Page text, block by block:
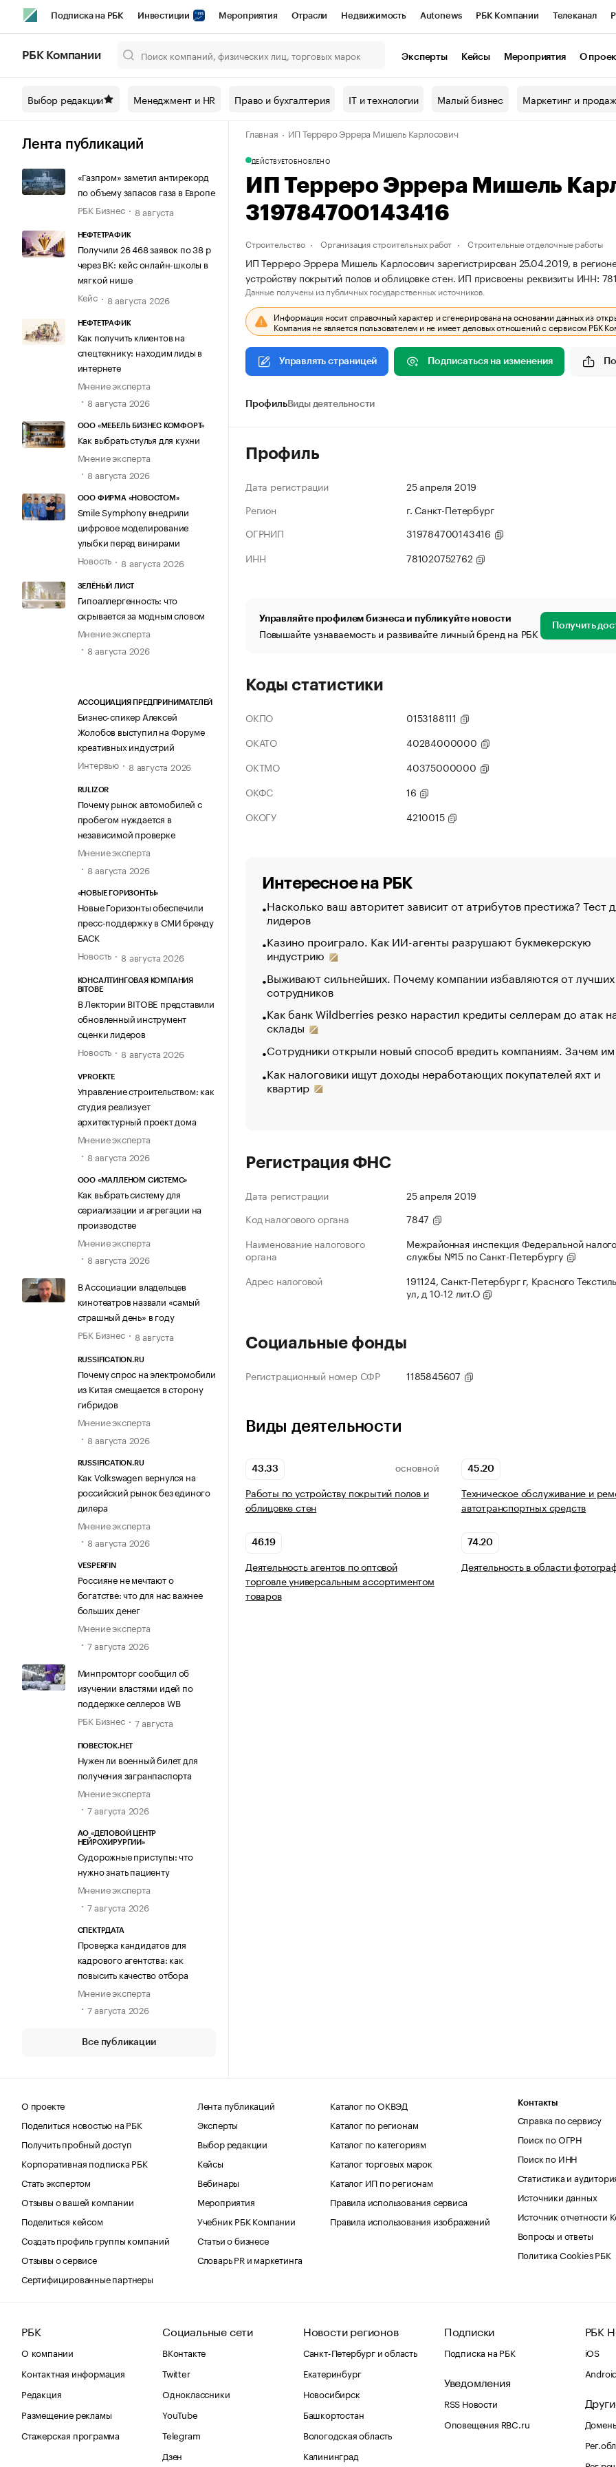
Подписка на РБК Инвестиции Мероприятия Отрасли Недвижимость Autonews РБК Компании Телеканал
Спецпроекты СПб Конференции СПб Спецпроекты Проверка контрагентов
Технологии и медиа Рынок наличной валюты
РБК Компании Эксперты Кейсы Мероприятия О
Выбор редакции Менеджмент и HR Право и бухгалтерия IT и технологии Малый бизнес Маркетинг и
Лента публикаций
«Газпром» заметил антирекорд
по объему запасов газа в Европе
РБК Бизнес
8 августа
НЕФТЕТРАФИК
Получили 26 468 заявок по 38 р
через ВК: кейс онлайн-школы в
мягкой нише
Кейс
8 августа 2026
НЕФТЕТРАФИК
Как получить клиентов на
спецтехнику: находим лиды в
интернете
Мнение эксперта
8 августа 2026
ООО «МЕБЕЛЬ БИЗНЕС КОМФОРТ»
Как выбрать стулья для кухни
Мнение эксперта
8 августа 2026
ООО ФИРМА «НОВОСТОМ»
Smile Symphony внедрили
цифровое моделирование
улыбки перед винирами
Новость
8 августа 2026
ЗЕЛЁНЫЙ ЛИСТ
Гипоаллергенность: что
скрывается за модным словом
Мнение эксперта
8 августа 2026
АССОЦИАЦИЯ ПРЕДПРИНИМАТЕЛЕЙ
Бизнес-спикер Алексей
Жолобов выступил на Форуме
креативных индустрий
Интервью
8 августа 2026
RULIZOR
Почему рынок автомобилей с
пробегом нуждается в
независимой проверке
Мнение эксперта
8 августа 2026
«НОВЫЕ ГОРИЗОНТЫ»
Новые Горизонты обеспечили
пресс-поддержку в СМИ бренду
БАСК
Новость
8 августа 2026
КОНСАЛТИНГОВАЯ КОМПАНИЯ
BITOBE
В Лектории BITOBE представили
обновленный инструмент
оценки лидеров
Новость
8 августа 2026
VPROEKTE
Управление строительством: как
студия реализует
архитектурный проект дома
Мнение эксперта
8 августа 2026
ООО «МАЛЛЕНОМ СИСТЕМС»
Как выбрать систему для
сериализации и агрегации на
производстве
Мнение эксперта
8 августа 2026
В Ассоциации владельцев
кинотеатров назвали «самый
страшный день» в году
РБК Бизнес
8 августа
RUSSIFICATION.RU
Почему спрос на электромобили
из Китая смещается в сторону
гибридов
Мнение эксперта
8 августа 2026
RUSSIFICATION.RU
Как Volkswagen вернулся на
российский рынок без единого
дилера
Мнение эксперта
8 августа 2026
VESPERFIN
Россияне не мечтают о
богатстве: что для нас важнее
больших денег
Мнение эксперта
7 августа 2026
Минпромторг сообщил об
изучении властями идей по
поддержке селлеров WB
РБК Бизнес
7 августа
ПОВЕСТОК.НЕТ
Нужен ли военный билет для
получения загранпаспорта
Мнение эксперта
7 августа 2026
АО «ДЕЛОВОЙ ЦЕНТР
НЕЙРОХИРУРГИИ»
Судорожные приступы: что
нужно знать пациенту
Мнение эксперта
7 августа 2026
СПЕКТРДАТА
Проверка кандидатов для
кадрового агентства: как
повысить качество отбора
Мнение эксперта
7 августа 2026
Все публикации
Главная ИП Терреро Эррера Мишель Карлосович
ДЕЙСТВУЕТОБНОВЛЕНО
ИП Терреро Эррера Мишель
319784700143416
Строительство Организация строительных работ Строительные отделочные работы
ИП Терреро Эррера Мишель Карлосович зарегистрирован 25.04.2019, в
устройству покрытий полов и облицовке стен. ИП присвоены реквизиты ИНН:
Данные получены из публичных государственных источников.
Информация носит справочный характер и сгенерирована на основании данных из
Компания не является пользователем и не имеет деловых отношений с сервисом РБК
Управлять страницей Подписаться на изменения
ПрофильВиды деятельности
Профиль
Дата регистрации
25 апреля 2019
Регион
г. Санкт-Петербург
ОГРНИП
319784700143416
ИНН
781020752762
Управляйте профилем бизнеса и публикуйте новости
Повышайте узнаваемость и развивайте личный бренд на РБК Получить
Коды статистики
ОКПО
0153188111
ОКАТО
40284000000
ОКТМО
40375000000
ОКФС
16
ОКОГУ
4210015
Интересное на РБК
Насколько ваш авторитет зависит от атрибутов престижа? Тест
лидеров
Казино проиграло. Как ИИ-агенты разрушают букмекерскую
индустрию
Выживают сильнейших. Почему компании избавляются от лучших
сотрудников
Как банк Wildberries резко нарастил кредиты селлерам до атак
склады
Сотрудники открыли новый способ вредить компаниям. Зачем
Как налоговики ищут доходы неработающих покупателей яхт и
квартир
Регистрация ФНС
Дата регистрации
25 апреля 2019
Код налогового органа
7847
Наименование налогового
органа
Межрайонная инспекция Федеральной
службы №15 по Санкт-Петербургу
Адрес налоговой
191124, Санкт-Петербург г, Красного
ул, д 10-12 лит.О
Социальные фонды
Регистрационный номер СФР 1185845607
Виды деятельности
43.33 ОСНОВНОЙ
Работы по устройству покрытий полов и
облицовке стен
45.20
Техническое обслуживание и
автотранспортных средств
46.19
Деятельность агентов по оптовой
торговле универсальным ассортиментом
товаров
74.20
Деятельность в области
О проекте
Поделиться новостью на РБК
Получить пробный доступ
Корпоративная подписка РБК
Стать экспертом
Отзывы о вашей компании
Поделиться кейсом
Создать профиль группы компаний
Отзывы о сервисе
Сертифицированные партнеры
Лента публикаций
Эксперты
Выбор редакции
Кейсы
Вебинары
Мероприятия
Учебник РБК Компании
Статьи о бизнесе
Словарь PR и маркетинга
Каталог по ОКВЭД
Каталог по регионам
Каталог по категориям
Каталог торговых марок
Каталог ИП по регионам
Правила использования сервиса
Правила использования изображений
Контакты
Справка по сервису
Поиск по ОГРН
Поиск по ИНН
Статистика и
Источники данных
Источник отчетности
Вопросы и ответы
Политика Cookies РБК
РБК
О компании
Контактная информация
Редакция
Размещение рекламы
Стажерская программа
Социальные сети
ВКонтакте
Twitter
Одноклассники
YouTube
Telegram
Дзен
Новости регионов
Санкт-Петербург и область
Екатеринбург
Новосибирск
Башкортостан
Вологодская область
Калининград
Подписки
Подписка на РБК
Уведомления
RSS Новости
Оповещения RBC.ru
РБК
iOS